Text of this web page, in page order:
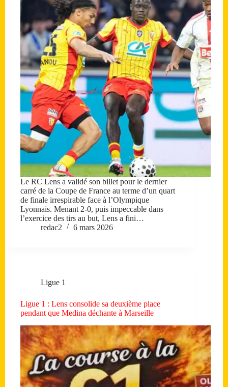
Le RC Lens a validé son billet pour le dernier
carré de la Coupe de France au terme d’un quart
de finale irrespirable face à l’Olympique
Lyonnais. Menant 2-0, puis impeccable dans
l’exercice des tirs au but, Lens a fini…
redac2
6 mars 2026
Ligue 1
Ligue 1 : Lens consolide sa deuxième place
pendant que Medina déchante à Marseille